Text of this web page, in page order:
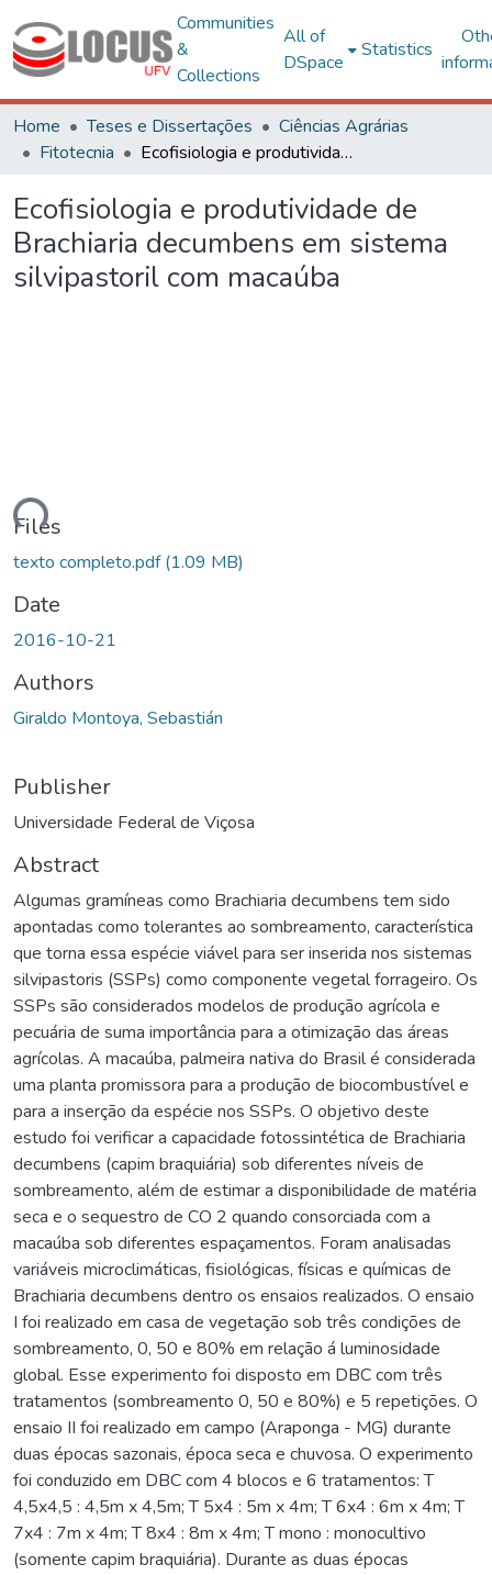
Communities
&
Collections
All of
DSpace
Statistics
Home Teses e Dissertações
Ciências Agrárias
Fitotecnia
Ecofisiologia e produtividade de Brachiaria decumbens em sistema silvipastoril com macaúba
Ecofisiologia e produtividade de
Brachiaria decumbens em sistema
silvipastoril com macaúba
Files
texto completo.pdf(1.09 MB)
Date
2016-10-21
Authors
Giraldo Montoya, Sebastián
Publisher
Universidade Federal de Viçosa
Abstract
Algumas gramíneas como Brachiaria decumbens tem sido
apontadas como tolerantes ao sombreamento, característica
que torna essa espécie viável para ser inserida nos sistemas
silvipastoris (SSPs) como componente vegetal forrageiro. Os
SSPs são considerados modelos de produção agrícola e
pecuária de suma importância para a otimização das áreas
agrícolas. A macaúba, palmeira nativa do Brasil é considerada
uma planta promissora para a produção de biocombustível e
para a inserção da espécie nos SSPs. O objetivo deste
estudo foi verificar a capacidade fotossintética de Brachiaria
decumbens (capim braquiária) sob diferentes níveis de
sombreamento, além de estimar a disponibilidade de matéria
seca e o sequestro de CO 2 quando consorciada com a
macaúba sob diferentes espaçamentos. Foram analisadas
variáveis microclimáticas, fisiológicas, físicas e químicas de
Brachiaria decumbens dentro os ensaios realizados. O ensaio
I foi realizado em casa de vegetação sob três condições de
sombreamento, 0, 50 e 80% em relação á luminosidade
global. Esse experimento foi disposto em DBC com três
tratamentos (sombreamento 0, 50 e 80%) e 5 repetições. O
ensaio II foi realizado em campo (Araponga - MG) durante
duas épocas sazonais, época seca e chuvosa. O experimento
foi conduzido em DBC com 4 blocos e 6 tratamentos: T
4,5x4,5 : 4,5m x 4,5m; T 5x4 : 5m x 4m; T 6x4 : 6m x 4m; T
7x4 : 7m x 4m; T 8x4 : 8m x 4m; T mono : monocultivo
(somente capim braquiária). Durante as duas épocas